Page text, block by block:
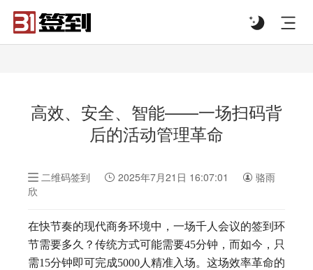
高效、安全、智能——一场扫码背
后的活动管理革命
二维码签到 2025年7月21日 16:07:01
骆雨
欣
在快节奏的现代商务环境中，一场千人会议的签到环
节需要多久？传统方式可能需要45分钟，而如今，只
需15分钟即可完成5000人精准入场。这场效率革命的